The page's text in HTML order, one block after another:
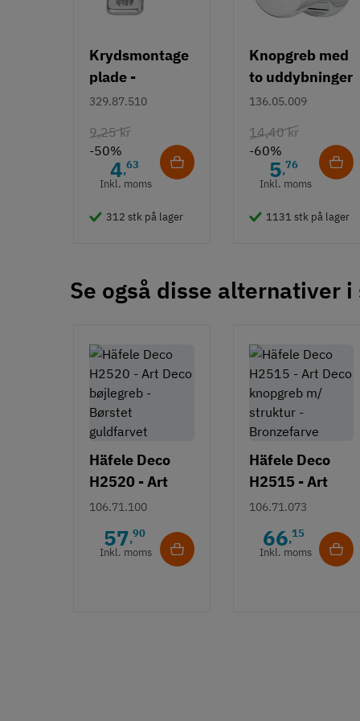
128 mm
Farve
Montering
Type
Bøjlegreb
Krydsmontage
plade -
Duomatic SL -
329.87.510
9,25 kr
-50%
4,63
Inkl. moms
312 stk på lager
Knopgreb med
to uddybninger
- rustfrit stål
136.05.009
14,40 kr
-60%
5,76
Inkl. moms
1131 stk på lager
Se også disse alternativer
Häfele Deco
H2520 - Art
Deco bøjlegreb
- Børstet
guldfarvet
106.71.100
57,90
Inkl. moms
Häfele Deco
H2515 - Art
Deco knopgreb
m/ struktur -
Bronzefarve
106.71.073
66,15
Inkl. moms